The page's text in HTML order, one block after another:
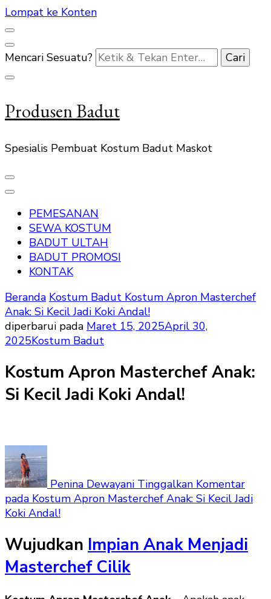
Lompat ke Konten
Mencari Sesuatu?
Produsen Badut
Spesialis Pembuat Kostum Badut Maskot
PEMESANAN
SEWA KOSTUM
BADUT ULTAH
BADUT PROMOSI
KONTAK
Beranda Kostum Badut Kostum Apron Masterchef
Anak: Si Kecil Jadi Koki Andal!
diperbarui pada Maret 15, 2025April 30,
2025Kostum Badut
Kostum Apron Masterchef Anak:
Si Kecil Jadi Koki Andal!
Penina Dewayani Tinggalkan Komentar
pada Kostum Apron Masterchef Anak: Si Kecil Jadi
Koki Andal!
Wujudkan Impian Anak Menjadi
Masterchef Cilik